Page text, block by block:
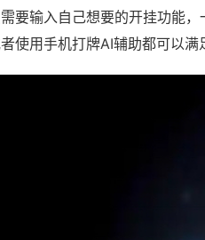
要输入自己想要的开挂功能
使用手机打牌AI辅助都可以满